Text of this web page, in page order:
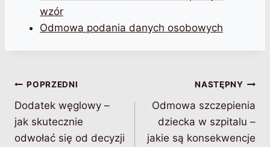
wzór
Odmowa podania danych osobowych
Nawigacja
wpisu
POPRZEDNI
Dodatek węglowy –
jak skutecznie
odwołać się od decyzji
NASTĘPNY
Odmowa szczepienia
dziecka w szpitalu –
jakie są konsekwencje